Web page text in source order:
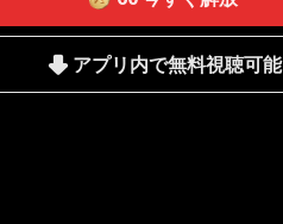
アプリ内で無料視聴可能